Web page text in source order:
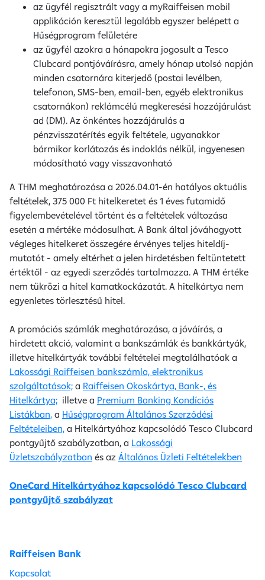
az ügyfél regisztrált vagy a myRaiffeisen mobil
applikáción keresztül legalább egyszer belépett a
Hűségprogram felületére
az ügyfél azokra a hónapokra jogosult a Tesco
Clubcard pontjóváírásra, amely hónap utolsó napján
minden csatornára kiterjedő (postai levélben,
telefonon, SMS-ben, email-ben, egyéb elektronikus
csatornákon) reklámcélú megkeresési hozzájárulást
ad (DM). Az önkéntes hozzájárulás a
pénzvisszatérítés egyik feltétele, ugyanakkor
bármikor korlátozás és indoklás nélkül, ingyenesen
módosítható vagy visszavonható
A THM meghatározása a 2026.04.01-én hatályos aktuális
feltételek, 375 000 Ft hitelkeretet és 1 éves futamidő
figyelembevételével történt és a feltételek változása
esetén a mértéke módosulhat. A Bank által jóváhagyott
végleges hitelkeret összegére érvényes teljes hiteldíj-
mutatót - amely eltérhet a jelen hirdetésben feltüntetett
értéktől - az egyedi szerződés tartalmazza. A THM értéke
nem tükrözi a hitel kamatkockázatát. A hitelkártya nem
egyenletes törlesztésű hitel.
A promóciós számlák meghatározása, a jóváírás, a
hirdetett akció, valamint a bankszámlák és bankkártyák,
illetve hitelkártyák további feltételei megtalálhatóak a
Lakossági Raiffeisen bankszámla, elektronikus
szolgáltatások; a Raiffeisen Okoskártya, Bank-, és
Hitelkártya; illetve a Premium Banking Kondíciós
Listákban, a Hűségprogram Általános Szerződési
Feltételeiben, a Hitelkártyához kapcsolódó Tesco Clubcard
pontgyűjtő szabályzatban, a Lakossági
Üzletszabályzatban és az Általános Üzleti Feltételekben
OneCard Hitelkártyához kapcsolódó Tesco Clubcard
pontgyűjtő szabályzat
Raiffeisen Bank
Kapcsolat